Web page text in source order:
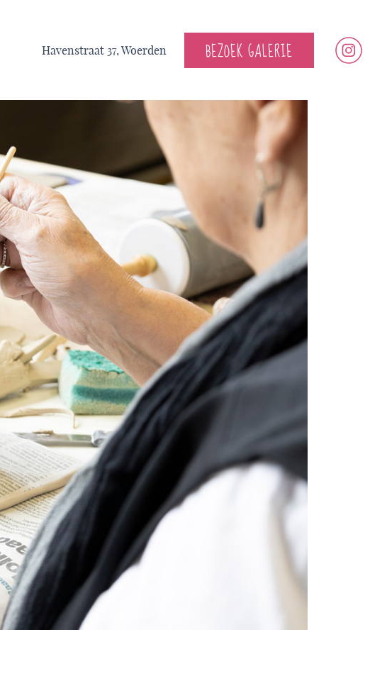
Havenstraat 37, Woerden BEZOEK GALERIE